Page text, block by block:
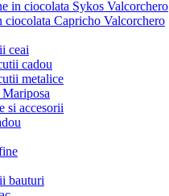
in ciocolata Sykos Valcorchero
ciocolata Capricho Valcorchero
ceai
cadou
metalice
si accesorii
bauturi